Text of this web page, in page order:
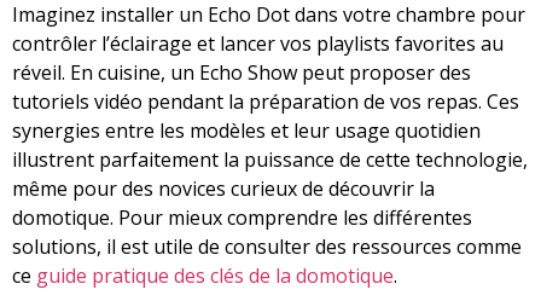
Imaginez installer un Echo Dot dans votre chambre pour
contrôler l’éclairage et lancer vos playlists favorites au
réveil. En cuisine, un Echo Show peut proposer des
tutoriels vidéo pendant la préparation de vos repas. Ces
synergies entre les modèles et leur usage quotidien
illustrent parfaitement la puissance de cette technologie,
même pour des novices curieux de découvrir la
domotique. Pour mieux comprendre les différentes
solutions, il est utile de consulter des ressources comme
ce guide pratique des clés de la domotique.